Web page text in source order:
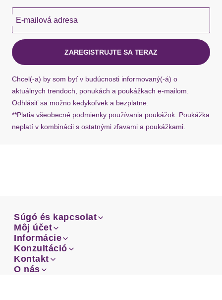
Hermes - 0,00 EUR
Okamžite dostupné položky sú zvyčajne doručené
kuriérom Hermes do 1-3 pracovných dní.
E-mailová adresa
ZAREGISTRUJTE SA TERAZ
Chcel(-a) by som byť v budúcnosti informovaný(-á) o
aktuálnych trendoch, ponukách a poukážkach e-mailom.
Odhlásiť sa možno kedykoľvek a bezplatne.
**Platia všeobecné podmienky používania poukážok. Poukážka
neplatí v kombinácii s ostatnými zľavami a poukážkami.
Súgó és kapcsolat
Email
Facebook
Instagram
Súgó és kapcsolat
Email
Facebook
Môj účet
Prehľad objednávok
Môj účet
Prehľad objednávok
Informácie
Doprava
Platba
Informácie
Doprava
Konzultáció
Sprievodca-veľkosťami
Konzultáció
Kontakt
Zákaznícke oddelenie
Kontakt
O nás